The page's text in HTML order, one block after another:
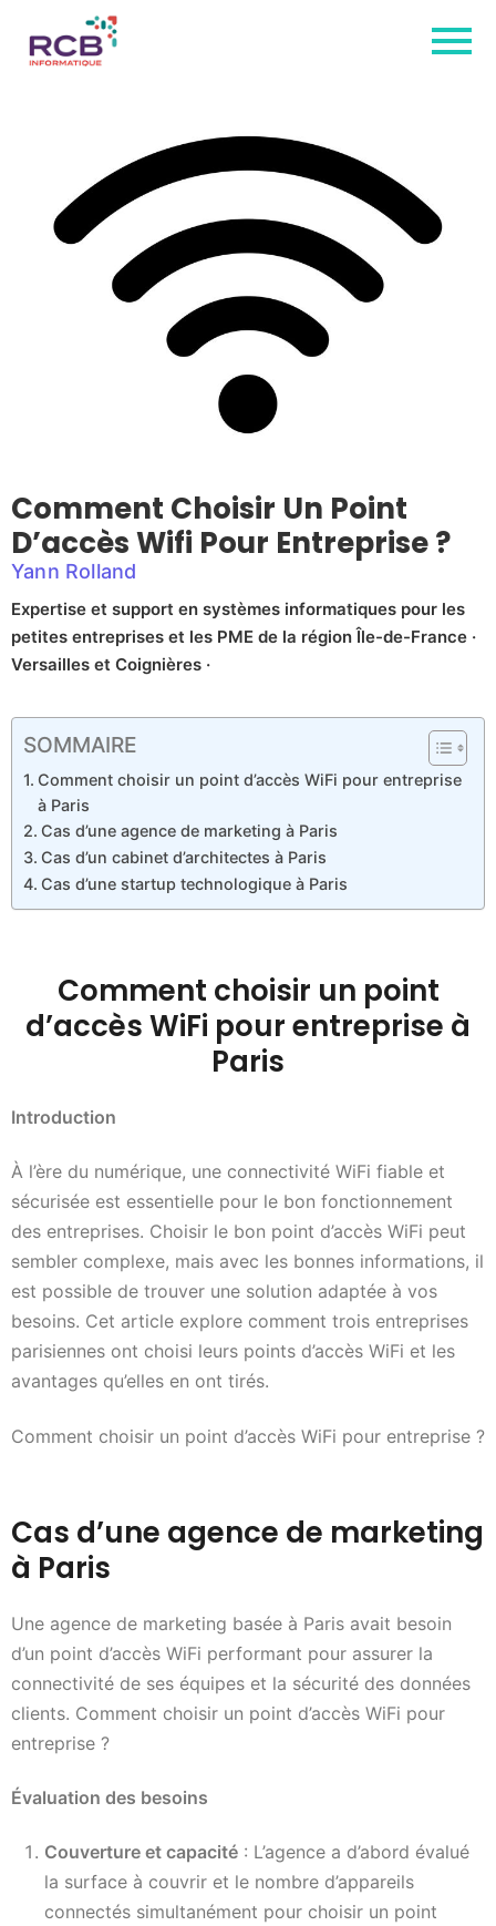
Comment Choisir Un Point
D’accès Wifi Pour Entreprise ?
Yann Rolland
Expertise et support en systèmes informatiques pour les
petites entreprises et les PME de la région Île-de-France ·
Versailles et Coignières ·
SOMMAIRE
Comment choisir un point d’accès WiFi pour entreprise
à Paris
Cas d’une agence de marketing à Paris
Cas d’un cabinet d’architectes à Paris
Cas d’une startup technologique à Paris
Comment choisir un point
d’accès WiFi pour entreprise à
Paris
Introduction
À l’ère du numérique, une connectivité WiFi fiable et
sécurisée est essentielle pour le bon fonctionnement
des entreprises. Choisir le bon point d’accès WiFi peut
sembler complexe, mais avec les bonnes informations, il
est possible de trouver une solution adaptée à vos
besoins. Cet article explore comment trois entreprises
parisiennes ont choisi leurs points d’accès WiFi et les
avantages qu’elles en ont tirés.
Comment choisir un point d’accès WiFi pour entreprise ?
Cas d’une agence de marketing
à Paris
Une agence de marketing basée à Paris avait besoin
d’un point d’accès WiFi performant pour assurer la
connectivité de ses équipes et la sécurité des données
clients. Comment choisir un point d’accès WiFi pour
entreprise ?
Évaluation des besoins
Couverture et capacité : L’agence a d’abord évalué
la surface à couvrir et le nombre d’appareils
connectés simultanément pour choisir un point